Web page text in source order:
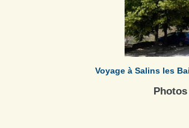
Voyage à Salins les